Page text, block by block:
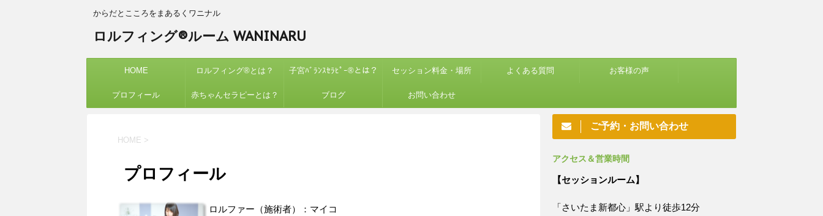
からだとこころをまあるくワニナル
ロルフィング®ルーム WANINARU
HOME ロルフィング®︎とは？ 子宮ﾊﾞﾗﾝｽｾﾗﾋﾟｰ®︎とは？ セッション料金・場所 よくある質問 お客様の声
プロフィール 赤ちゃんセラピーとは？ ブログ お問い合わせ
HOME >
プロフィール
ロルファー（施術者）：マイコ
ご予約・お問い合わせ
アクセス＆営業時間
【セッションルーム】
「さいたま新都心」駅より徒歩12分